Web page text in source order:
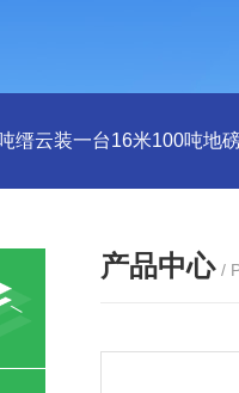
缙云装一台16米100吨地
产品中心 /